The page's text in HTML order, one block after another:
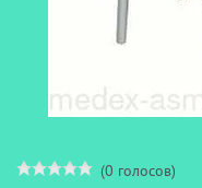
(0 голосов)